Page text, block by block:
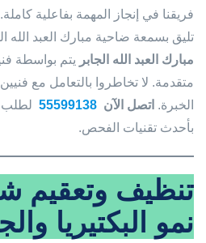
فريقنا في إنجاز المهمة بفاعلية
تليق بسمعة ضاحية مبارك العبد الله
مبارك العبد الله الجابر يتم بواسطة
متقدمة. لا تخاطروا بالتعامل مع
الخبرة. اتصل الآن 55599138 لطلب
بأحدث تقنيات الفحص.
تنظيف وتعقيم
نمو البكتيريا